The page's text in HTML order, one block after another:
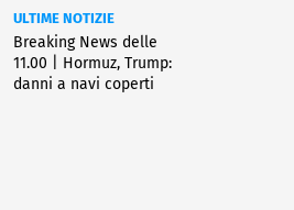
ULTIME NOTIZIE
Breaking News delle
11.00 | Hormuz, Trump:
danni a navi coperti